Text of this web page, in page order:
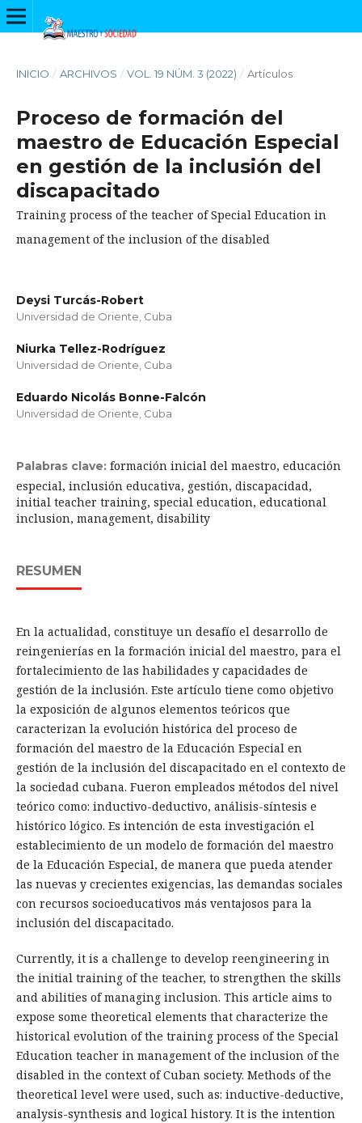
INICIO / ARCHIVOS / VOL. 19 NÚM. 3 (2022) / Artículos
Proceso de formación del
maestro de Educación Especial
en gestión de la inclusión del
discapacitado
Training process of the teacher of Special Education in
management of the inclusion of the disabled
Deysi Turcás-Robert
Universidad de Oriente, Cuba
Niurka Tellez-Rodríguez
Universidad de Oriente, Cuba
Eduardo Nicolás Bonne-Falcón
Universidad de Oriente, Cuba
Palabras clave: formación inicial del maestro, educación
especial, inclusión educativa, gestión, discapacidad,
initial teacher training, special education, educational
inclusion, management, disability
RESUMEN
En la actualidad, constituye un desafío el desarrollo de
reingenierías en la formación inicial del maestro, para el
fortalecimiento de las habilidades y capacidades de
gestión de la inclusión. Este artículo tiene como objetivo
la exposición de algunos elementos teóricos que
caracterizan la evolución histórica del proceso de
formación del maestro de la Educación Especial en
gestión de la inclusión del discapacitado en el contexto de
la sociedad cubana. Fueron empleados métodos del nivel
teórico como: inductivo-deductivo, análisis-síntesis e
histórico lógico. Es intención de esta investigación el
establecimiento de un modelo de formación del maestro
de la Educación Especial, de manera que pueda atender
las nuevas y crecientes exigencias, las demandas sociales
con recursos socioeducativos más ventajosos para la
inclusión del discapacitado.
Currently, it is a challenge to develop reengineering in
the initial training of the teacher, to strengthen the skills
and abilities of managing inclusion. This article aims to
expose some theoretical elements that characterize the
historical evolution of the training process of the Special
Education teacher in management of the inclusion of the
disabled in the context of Cuban society. Methods of the
theoretical level were used, such as: inductive-deductive,
analysis-synthesis and logical history. It is the intention